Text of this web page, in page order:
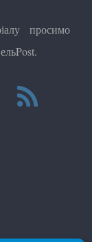
просимо